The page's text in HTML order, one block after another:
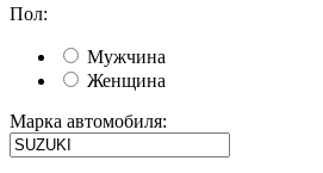
Пол:
Мужчина
Женщина
Марка автомобиля: